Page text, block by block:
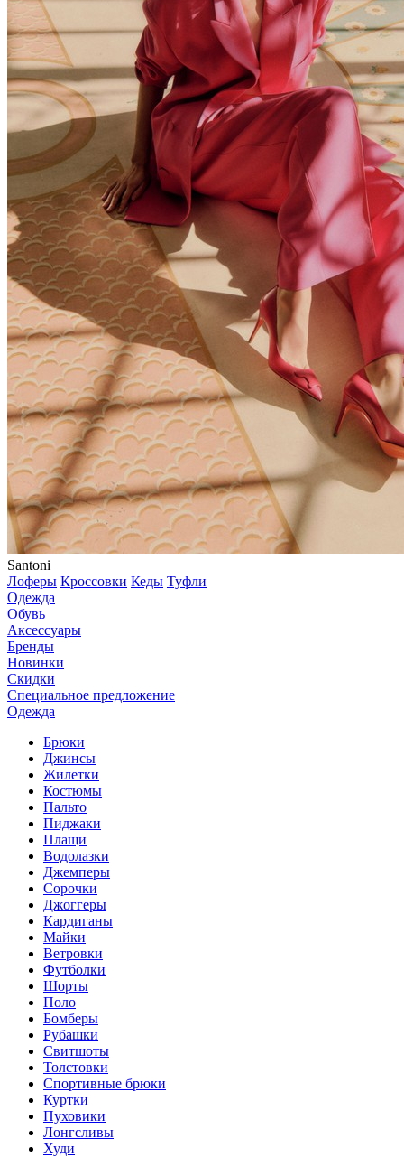
Santoni
Лоферы Кроссовки Кеды Туфли
Одежда
Обувь
Аксессуары
Бренды
Новинки
Скидки
Специальное предложение
Одежда
Брюки
Джинсы
Жилетки
Костюмы
Пальто
Пиджаки
Плащи
Водолазки
Джемперы
Сорочки
Джоггеры
Кардиганы
Майки
Ветровки
Футболки
Шорты
Поло
Бомберы
Рубашки
Свитшоты
Толстовки
Спортивные брюки
Куртки
Пуховики
Лонгсливы
Худи